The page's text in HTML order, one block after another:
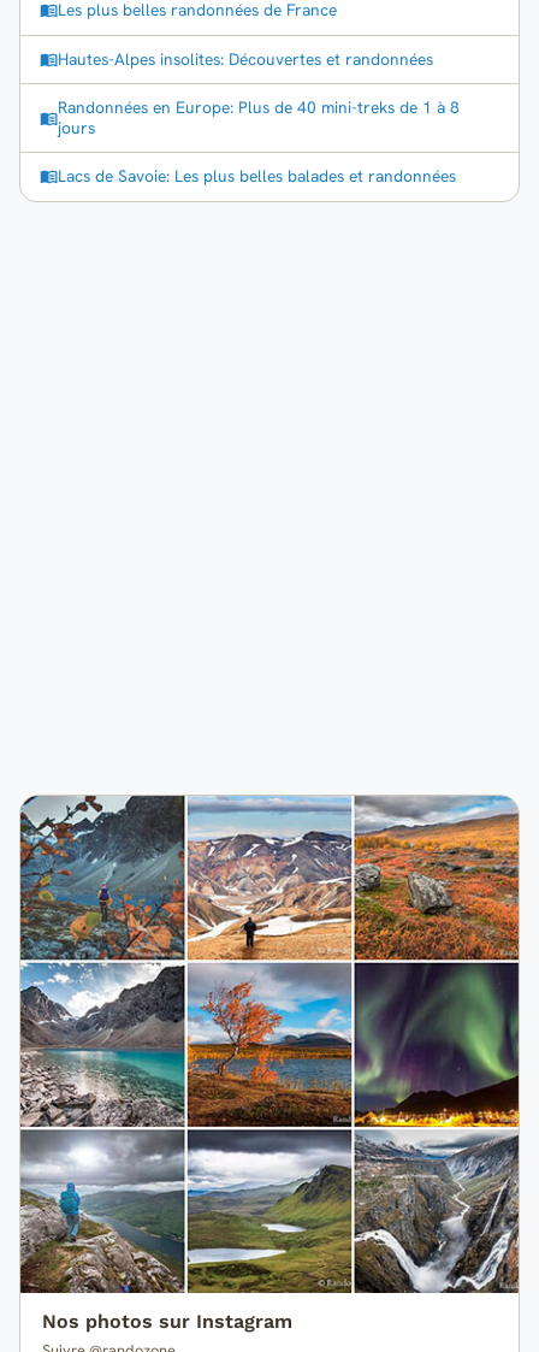
Les plus belles randonnées de France
Hautes-Alpes insolites: Découvertes et randonnées
Randonnées en Europe: Plus de 40 mini-treks de 1 à 8
jours
Lacs de Savoie: Les plus belles balades et randonnées
Nos photos sur Instagram